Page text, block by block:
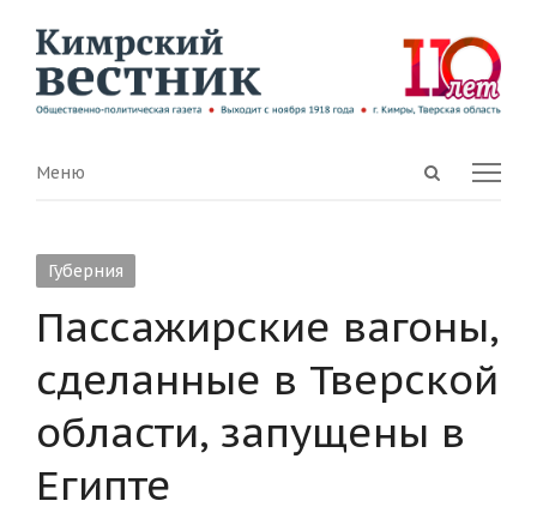
Open
Menu
Меню
Губерния
Пассажирские вагоны,
сделанные в Тверской
области, запущены в
Египте